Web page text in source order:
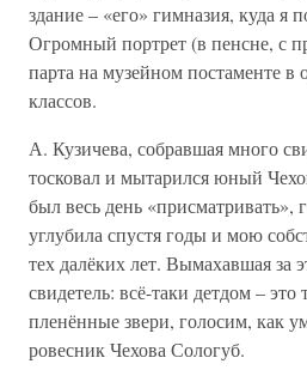
здание – «его» гимназия, куда я
Огромный портрет (в пенсне, с
парта на музейном постаменте в
классов.
А. Кузичева, собравшая много
тосковал и мытарился юный
был весь день «присматривать»,
углубила спустя годы и мою
тех далёких лет. Вымахавшая за
свидетель: всё-таки детдом –
пленённые звери, голосим, как
ровесник Чехова Сологуб.